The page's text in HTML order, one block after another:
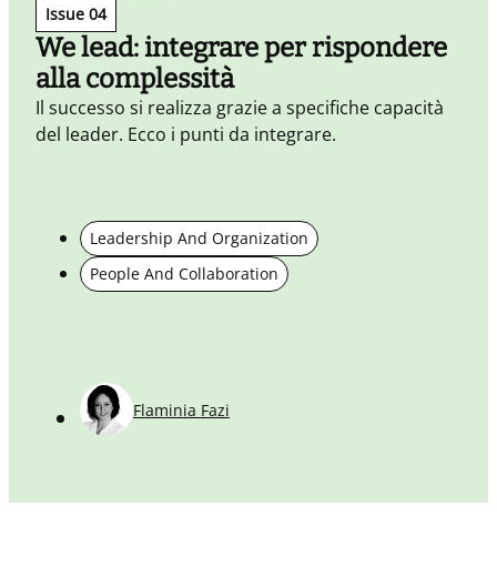
Issue 04
We lead: integrare per rispondere
alla complessità
Il successo si realizza grazie a specifiche capacità
del leader. Ecco i punti da integrare.
Leadership And Organization
People And Collaboration
Flaminia Fazi